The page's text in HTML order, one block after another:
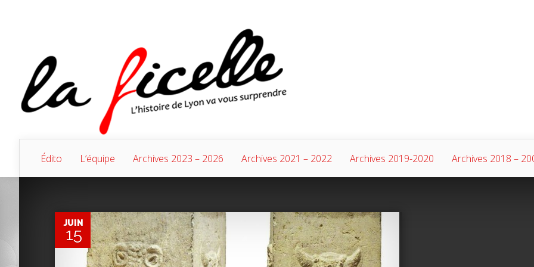
Édito L’équipe Archives 2023 – 2026 Archives 2021 – 2022 Archives 2019-2020 Archives 2018 –
JUIN
15